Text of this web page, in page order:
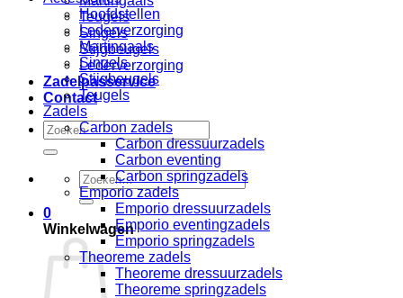
Teugels
Singels
Stijgbeugels
Lederverzorging
Zadelpasservice
Contact
Zoeken
naar:
Zoeken
naar:
0
Winkelwagen
Hoofdstellen
Lederverzorging
Martingaals
Singels
Stijgbeugels
Teugels
Zadels
Carbon zadels
Carbon dressuurzadels
Carbon eventing
Carbon springzadels
Emporio zadels
Emporio dressuurzadels
Emporio eventingzadels
Emporio springzadels
Theoreme zadels
Theoreme dressuurzadels
Theoreme springzadels